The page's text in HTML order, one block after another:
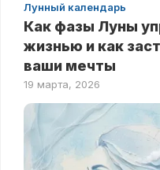
Лунный календарь
Как фазы Луны
жизнью и как
ваши мечты
19 марта, 2026